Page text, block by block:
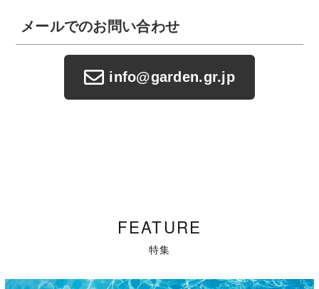
メールでのお問い合わせ
info@garden.gr.jp
FEATURE
特集